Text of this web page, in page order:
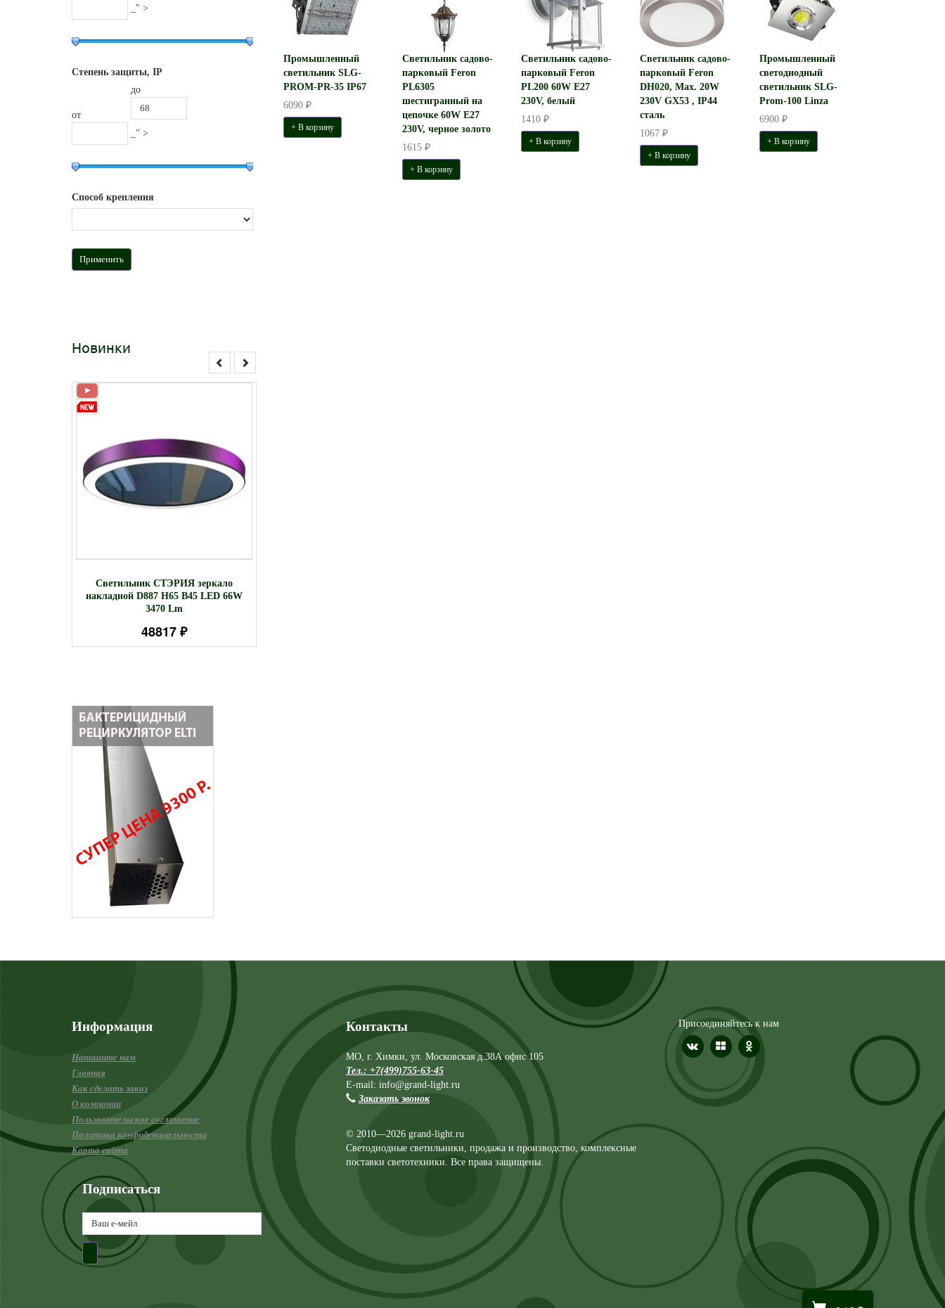
_" >
Степень защиты, IP
от
до
_" >
Способ крепления
Новинки
Светильник СТЭРИЯ зеркало
накладной D887 H65 B45 LED 66W
3470 Lm
48817 ₽
Промышленный
светильник SLG-
PROM-PR-35 IP67
6090 ₽
+ В корзину
Светильник садово-
парковый Feron
PL6305
шестигранный на
цепочке 60W E27
230V, черное золото
1615 ₽
+ В корзину
Светильник садово-
парковый Feron
PL200 60W E27
230V, белый
1410 ₽
+ В корзину
Светильник садово-
парковый Feron
DH020, Max. 20W
230V GX53 , IP44
сталь
1067 ₽
+ В корзину
Промышленный
светодиодный
светильник SLG-
Prom-100 Linza
6900 ₽
+ В корзину
Информация
Напишите нам
Главная
Как сделать заказ
О компании
Пользовательское соглашение
Политика конфиденциальности
Карта сайта
Контакты
МО, г. Химки, ул. Московская д.38А офис 105
Тел.: +7(499)755-63-45
E-mail: info@grand-light.ru
Заказать звонок
© 2010—2026 grand-light.ru
Светодиодные светильники, продажа и производство, комплексные
поставки светотехники. Все права защищены.
Присоединяйтесь к нам
Подписаться